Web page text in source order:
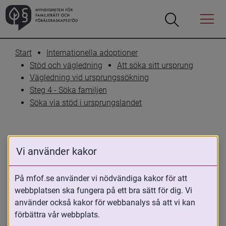
Öppna
Öppna
Menyn
Start
Internationella adoptioner
Stöd och vägledning
Att söka sitt ursprung
Vägledning vid ursprungssökning
Steg 4 - Söka familjen
Söka via stöd i ursprungslandet
INFORMATION OM URSPRUNGSLÄNDER
Sydkorea
10 maj 2023
Vi använder kakor
På mfof.se använder vi nödvändiga kakor för att
webbplatsen ska fungera på ett bra sätt för dig. Vi
använder också kakor för webbanalys så att vi kan
förbättra vår webbplats.